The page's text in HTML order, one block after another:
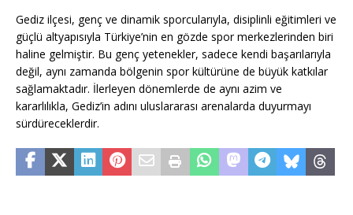
Gediz ilçesi, genç ve dinamik sporcularıyla, disiplinli eğitimleri ve
güçlü altyapısıyla Türkiye’nin en gözde spor merkezlerinden biri
haline gelmiştir. Bu genç yetenekler, sadece kendi başarılarıyla
değil, aynı zamanda bölgenin spor kültürüne de büyük katkılar
sağlamaktadır. İlerleyen dönemlerde de aynı azim ve
kararlılıkla, Gediz’in adını uluslararası arenalarda duyurmayı
sürdüreceklerdir.